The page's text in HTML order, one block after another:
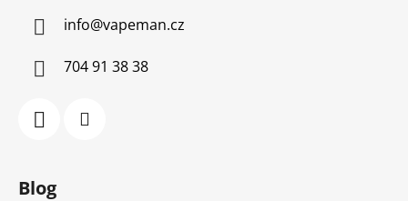
info@vapeman.cz
704 91 38 38
Blog